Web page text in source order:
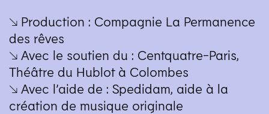
↘ Production : Compagnie La Permanence
des rêves
↘ Avec le soutien du : Centquatre-Paris,
Théâtre du Hublot à Colombes
↘ Avec l’aide de : Spedidam, aide à la
création de musique originale